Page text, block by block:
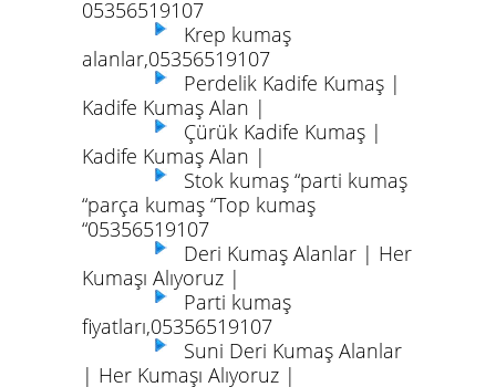
05356519107
Krep kumaş
alanlar,05356519107
Perdelik Kadife Kumaş |
Kadife Kumaş Alan |
Çürük Kadife Kumaş |
Kadife Kumaş Alan |
Stok kumaş “parti kumaş
“parça kumaş “Top kumaş
“05356519107
Deri Kumaş Alanlar | Her
Kumaşı Alıyoruz |
Parti kumaş
fiyatları,05356519107
Suni Deri Kumaş Alanlar
| Her Kumaşı Alıyoruz |